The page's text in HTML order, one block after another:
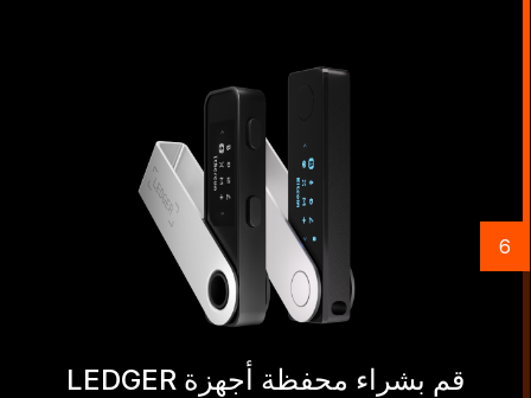
قم بشراء محفظة أجهزة LEDGER
6